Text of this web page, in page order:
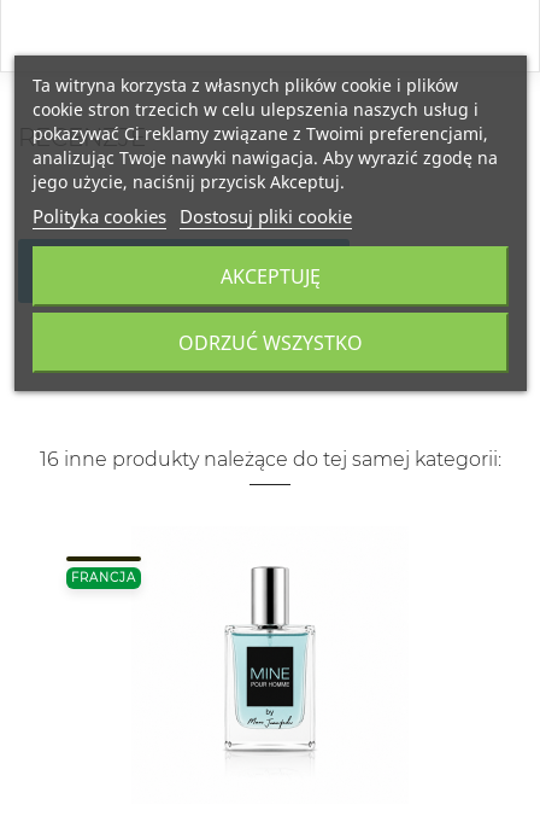
RECENZJE
NAPISZ SWOJĄ RECENZJĘ
16 inne produkty należące do tej samej kategorii:
FRANCJA
Ta witryna korzysta z własnych plików cookie i plików
cookie stron trzecich w celu ulepszenia naszych usług i
pokazywać Ci reklamy związane z Twoimi preferencjami,
analizując Twoje nawyki nawigacja. Aby wyrazić zgodę na
jego użycie, naciśnij przycisk Akceptuj.
Polityka cookies Dostosuj pliki cookie
ODRZUĆ WSZYSTKO
AKCEPTUJĘ